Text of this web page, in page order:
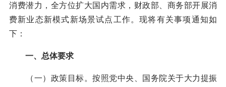
消费潜力，全方位扩大国内需求，财政部、商务部开展消
费新业态新模式新场景试点工作。现将有关事项通知如
下：
一、总体要求
（一）政策目标。按照党中央、国务院关于大力提振